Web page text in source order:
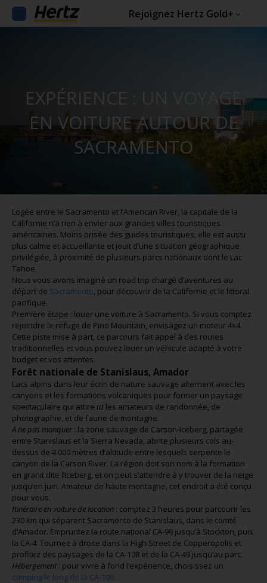
Rejoignez Hertz Gold+
EXPÉRIENCE : UN VOYAGE
EN VOITURE AUTOUR DE
SACRAMENTO
Logée entre le Sacramento et l’American River, la capitale de la
Californie n’a rien à envier aux grandes villes touristiques
américaines. Moins prisée des guides touristiques, elle est aussi
plus calme et accueillante et jouit d’une situation géographique
privilégiée, à proximité de plusieurs parcs nationaux dont le Lac
Tahoe.
Nous vous avons imaginé un road trip chargé d’aventures au
départ de Sacramento, pour découvrir de la Californie et le littoral
pacifique.
Première étape : louer une voiture à Sacramento. Si vous comptez
rejoindre le refuge de Pino Mountain, envisagez un moteur 4x4.
Cette piste mise à part, ce parcours fait appel à des routes
traditionnelles et vous pouvez louer un véhicule adapté à votre
budget et vos attentes.
Forêt nationale de Stanislaus, Amador
Lacs alpins dans leur écrin de nature sauvage alternent avec les
canyons et les formations volcaniques pour former un paysage
spectaculaire qui attire ici les amateurs de randonnée, de
photographie, et de faune de montagne.
A ne pas manquer : la zone sauvage de Carson-Iceberg, partagée
entre Stanislaus et la Sierra Nevada, abrite plusieurs cols au-
dessus de 4 000 mètres d’altitude entre lesquels serpente le
canyon de la Carson River. La région doit son nom à la formation
en granit dite l’Iceberg, et on peut s’attendre à y trouver de la neige
jusqu’en juin. Amateur de haute montagne, cet endroit a été conçu
pour vous.
Itinéraire en voiture de location : comptez 3 heures pour parcourir les
230 km qui séparent Sacramento de Stanislaus, dans le comté
d’Amador. Empruntez la route national CA-99 jusqu’à Stockton, puis
la CA-4. Tournez à droite dans la High Street de Copperopolis et
profitez des paysages de la CA-108 et de la CA-49 jusqu’au parc.
Hébergement: pour vivre à fond l’expérience, choisissez un
camping le long de la CA-108.